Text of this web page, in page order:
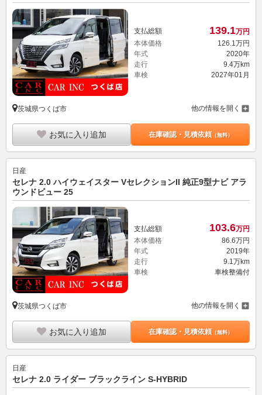
支払総額 139.1万円
本体価格
126.1万円
年式
2020年
走行
9.4万km
車検
2027年01月
茨城県つくば市 他の情報を開く
お気に入り追加 在庫確認・見積依頼（無料）
日産
セレナ 2.0 ハイウェイスター VセレクションII 純正9型ナビ アラ
ウンドビュー 25
支払総額 103.6万円
本体価格
86.6万円
年式
2019年
走行
9.1万km
車検
車検整備付
茨城県つくば市 他の情報を開く
お気に入り追加 在庫確認・見積依頼（無料）
日産
セレナ 2.0 ライダー ブラックライン S-HYBRID